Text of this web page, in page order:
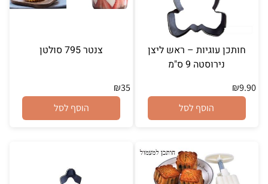
חותכן עוגיות – ראש ליצן
נירוסטה 9 ס"מ
₪9.90
הוסף לסל
צנטר 795 סולטן
₪35
הוסף לסל